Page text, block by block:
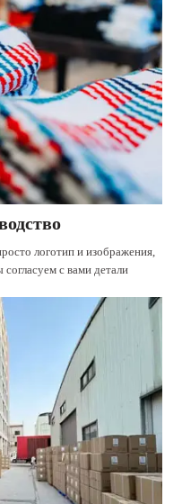
логотип и изображения,
с вами детали